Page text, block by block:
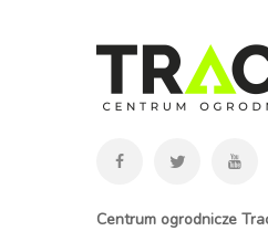
Centrum ogrodnicze